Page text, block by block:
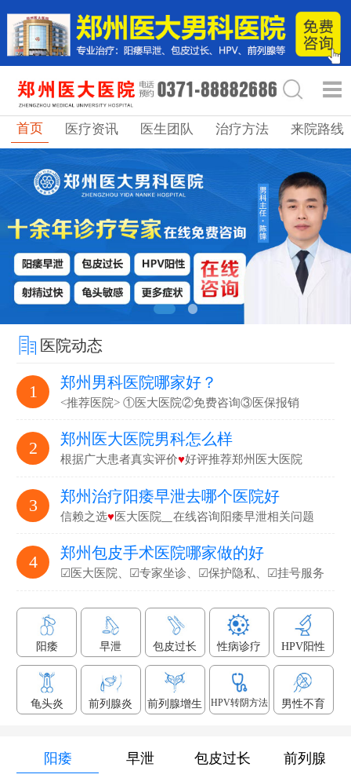
首页 医疗资讯 医生团队 治疗方法 来院路线
医院动态
1 郑州男科医院哪家好？
<推荐医院> ①医大医院②免费咨询③医保报销
2 郑州医大医院男科怎么样
根据广大患者真实评价♥好评推荐郑州医大医院
3 郑州治疗阳痿早泄去哪个医院好
信赖之选♥医大医院▁在线咨询阳痿早泄相关问题
4 郑州包皮手术医院哪家做的好
☑医大医院、☑专家坐诊、☑保护隐私、☑挂号服务
阳痿 早泄 包皮过长 性病诊疗 HPV阳性
龟头炎 前列腺炎 前列腺增生 HPV转阴方法 男性不育
阳痿 早泄 包皮过长 前列腺